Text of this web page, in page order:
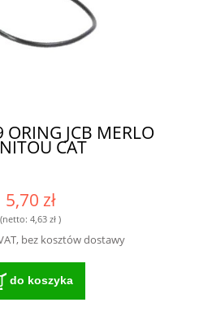
JCB MERLO
CAT
5,70 zł
(netto: 4,63 zł)
bez kosztów dostawy
do koszyka